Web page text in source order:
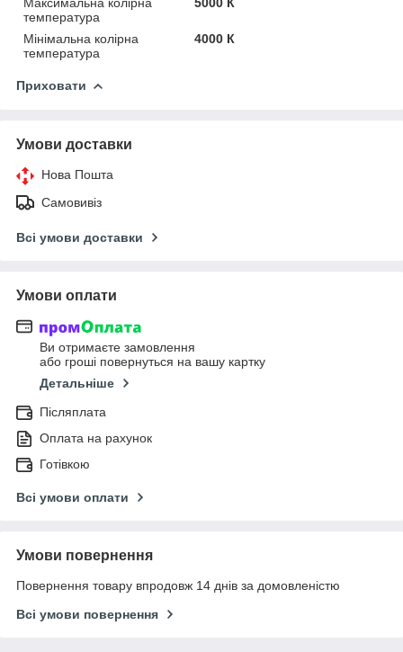
температура
Мінімальна колірна
температура
4000 К
Приховати
Умови доставки
Нова Пошта
Самовивіз
Всі умови доставки
Умови оплати
Ви отримаєте замовлення
або гроші повернуться на вашу картку
Детальніше
Післяплата
Оплата на рахунок
Готівкою
Всі умови оплати
Умови повернення
Повернення товару впродовж 14 днів за домовленістю
Всі умови повернення